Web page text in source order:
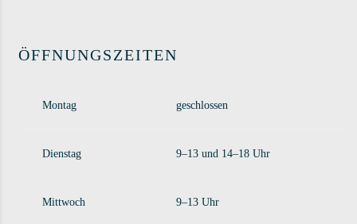
ÖFFNUNGSZEITEN
Montag geschlossen
Dienstag 9–13 und 14–18 Uhr
Mittwoch 9–13 Uhr